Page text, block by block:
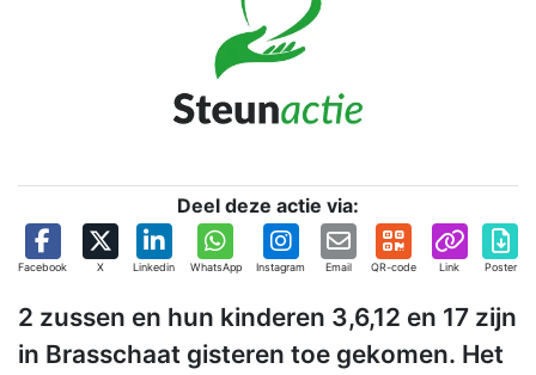
Deel deze actie via:
Facebook X Linkedin WhatsApp Instagram Email QR-code Link Poster
2 zussen en hun kinderen 3,6,12 en 17 zijn
in Brasschaat gisteren toe gekomen. Het